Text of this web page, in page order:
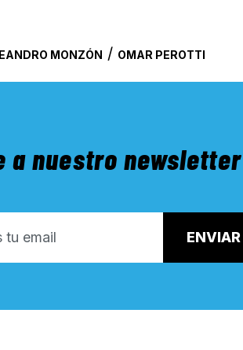
MONZÓN / OMAR PEROTTI
a nuestro newsletter